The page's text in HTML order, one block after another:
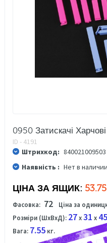
0950 Затискачі
ID - 4191
Штрихкод: 840021009503
Наявність : Нет в наличии
ЦІНА ЗА ЯЩИК: 53.75
Фасовка: 72 Ціна за
Розміри (ШхВхД): 27x31 x 45
Вага: 7.55 кг.